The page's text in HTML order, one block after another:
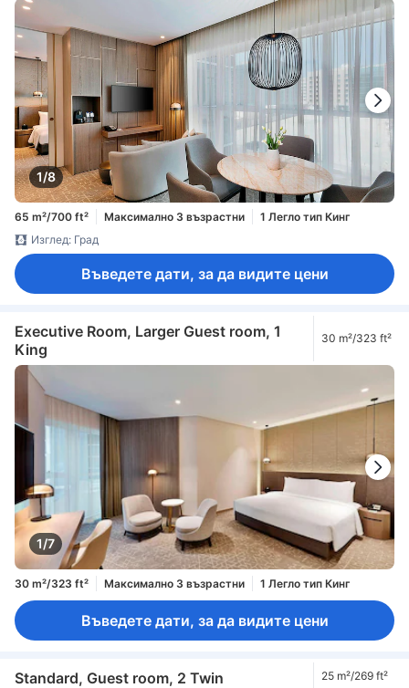
1/8
65 m²/700 ft² Максимално 3 възрастни
1 Легло тип Кинг
Изглед: Град
Въведете дати, за да видите цени
Executive Room, Larger Guest room, 1
King
30 m²/323 ft²
1/7
30 m²/323 ft² Максимално 3 възрастни 1 Легло тип Кинг
Въведете дати, за да видите цени
Standard, Guest room, 2 Twin 25 m²/269 ft²